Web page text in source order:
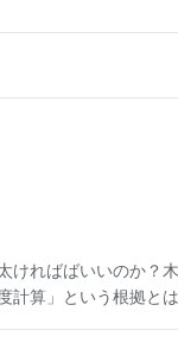
ければばいいのか？
計算」という根拠とは